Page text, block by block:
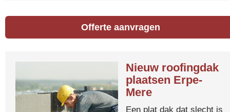
Offerte aanvragen
Nieuw roofingdak
plaatsen Erpe-
Mere
Een plat dak dat slecht is